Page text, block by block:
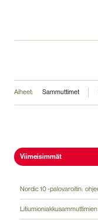
Aiheet: Sammuttimet
Viimeisimmät
Nordic 10 -palovaroitin: